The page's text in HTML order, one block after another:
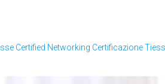
Certified Networking Certificazione